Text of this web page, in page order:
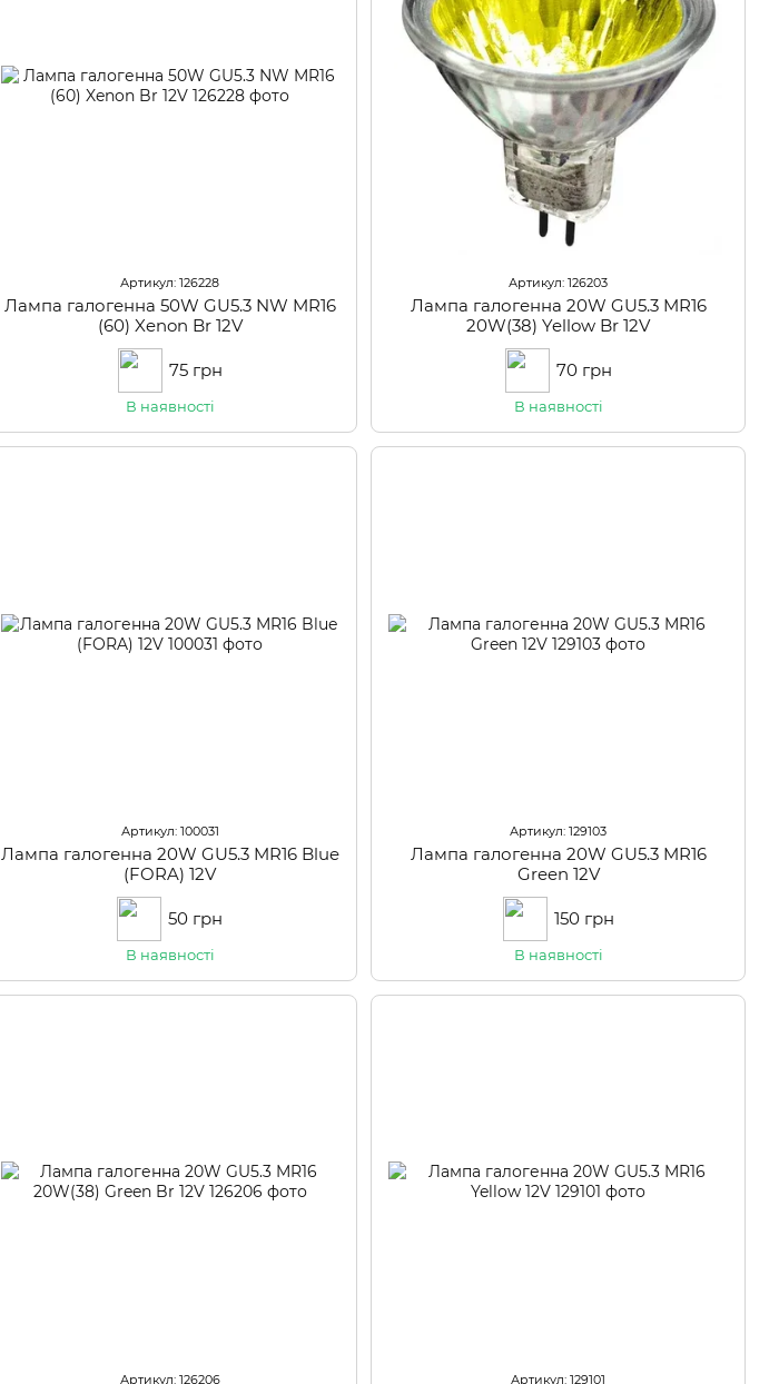
Артикул: 126228
Лампа галогенна 50W GU5.3 NW MR16
(60) Xenon Br 12V
75 грн
В наявності
Артикул: 126203
Лампа галогенна 20W GU5.3 MR16
20W(38) Yellow Br 12V
70 грн
В наявності
Артикул: 100031
Лампа галогенна 20W GU5.3 MR16 Blue
(FORA) 12V
50 грн
В наявності
Артикул: 129103
Лампа галогенна 20W GU5.3 MR16
Green 12V
150 грн
В наявності
Артикул: 126206 Артикул: 129101